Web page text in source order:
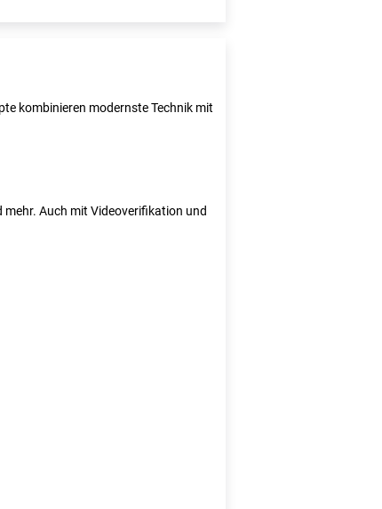
kombinieren modernste Technik mit
Auch mit Videoverifikation und